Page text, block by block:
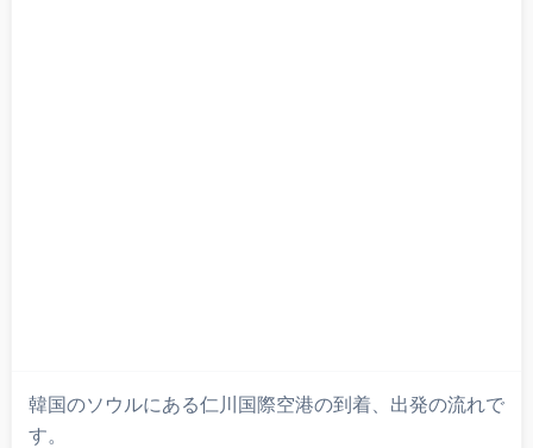
韓国のソウルにある仁川国際空港の到着、出発の流れで
す。